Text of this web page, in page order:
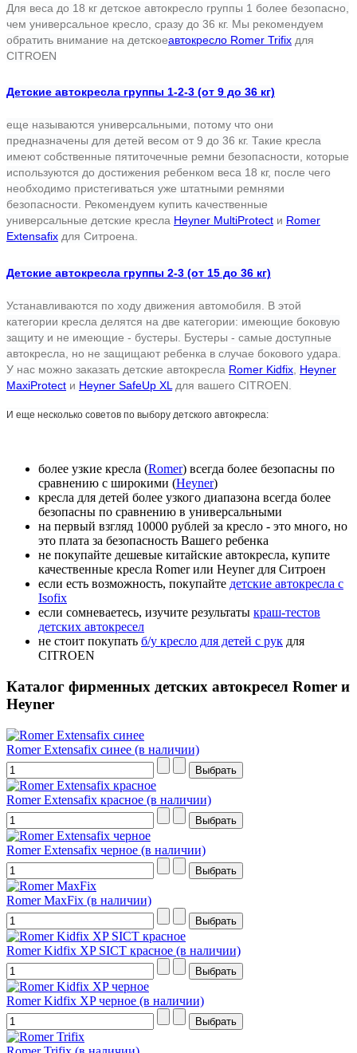
Для веса до 18 кг детское автокресло группы 1 более безопасно,
чем универсальное кресло, сразу до 36 кг. Мы рекомендуем
обратить внимание на детскоеавтокресло Romer Trifix для
CITROEN
Детские автокресла группы 1-2-3 (от 9 до 36 кг)
еще называются универсальными, потому что они
предназначены для детей весом от 9 до 36 кг. Такие кресла
имеют собственные пятиточечные ремни безопасности, которые
используются до достижения ребенком веса 18 кг, после чего
необходимо пристегиваться уже штатными ремнями
безопасности. Рекомендуем купить качественные
универсальные детские кресла Heyner MultiProtect и Romer
Extensafix для Ситроена.
Детские автокресла группы 2-3 (от 15 до 36 кг)
Устанавливаются по ходу движения автомобиля. В этой
категории кресла делятся на две категории: имеющие боковую
защиту и не имеющие - бустеры. Бустеры - самые доступные
автокресла, но не защищают ребенка в случае бокового удара.
У нас можно заказать детские автокресла Romer Kidfix Heyner
MaxiProtect и Heyner SafeUp XL для вашего CITROEN.
И еще несколько советов по выбору детского автокресла:
более узкие кресла (Romer) всегда более безопасны по
сравнению с широкими (Heyner)
кресла для детей более узкого диапазона всегда более
безопасны по сравнению в универсальными
на первый взгляд 10000 рублей за кресло - это много, но
это плата за безопасность Вашего ребенка
не покупайте дешевые китайские автокресла, купите
качественные кресла Romer или Heyner для Ситроен
если есть возможность, покупайте детские автокресла с
Isofix
если сомневаетесь, изучите результаты краш-тестов
детских автокресел
не стоит покупать б/у кресло для детей с рук для
CITROEN
Каталог фирменных детских автокресел Romer и
Heyner
Romer Extensafix синее (в наличии)
Romer Extensafix красное (в наличии)
Romer Extensafix черное (в наличии)
Romer MaxFix (в наличии)
Romer Kidfix XP SICT красное (в наличии)
Romer Kidfix XP черное (в наличии)